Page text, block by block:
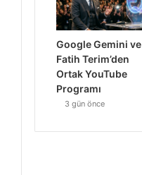
Google Gemini ve
Fatih Terim’den
Ortak YouTube
Programı
3 gün önce